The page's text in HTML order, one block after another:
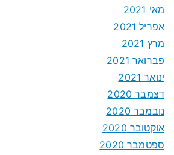
מאי 2021
אפריל 2021
מרץ 2021
פברואר 2021
ינואר 2021
דצמבר 2020
נובמבר 2020
אוקטובר 2020
ספטמבר 2020